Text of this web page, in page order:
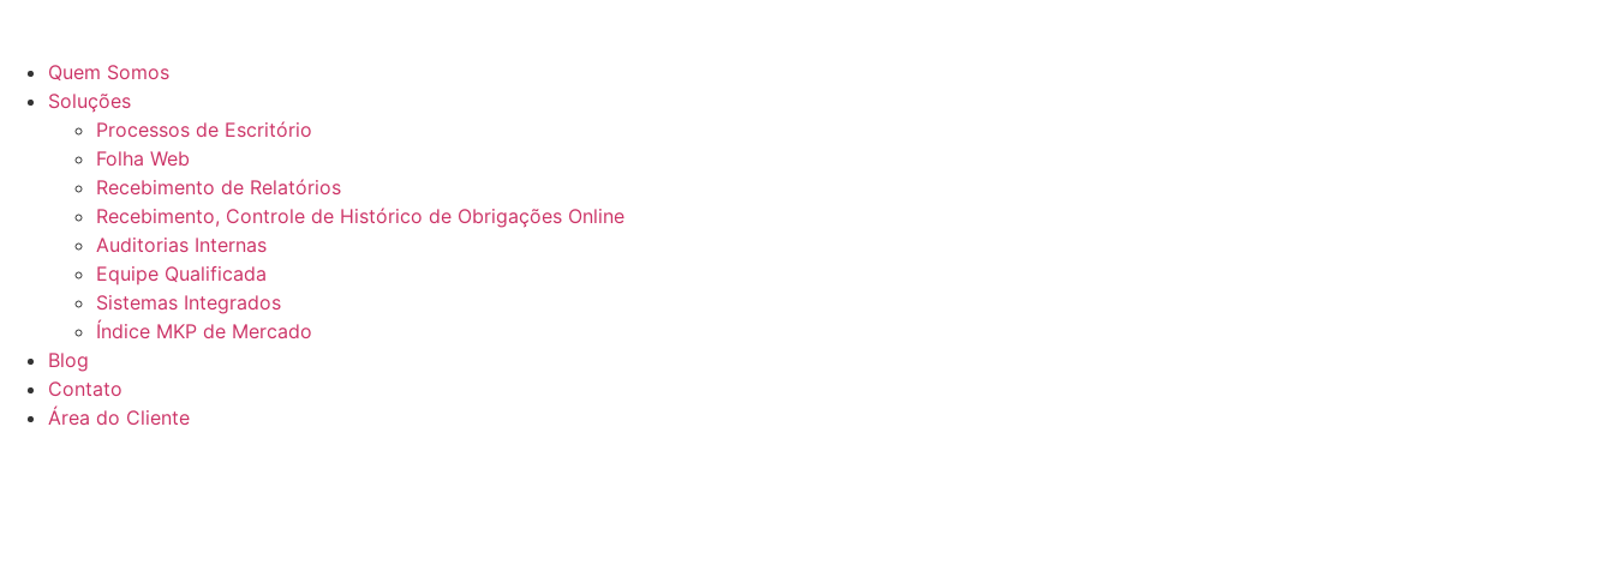
Quem Somos
Soluções
Processos de Escritório
Folha Web
Recebimento de Relatórios
Recebimento, Controle de Histórico de Obrigações Online
Auditorias Internas
Equipe Qualificada
Sistemas Integrados
Índice MKP de Mercado
Blog
Contato
Área do Cliente